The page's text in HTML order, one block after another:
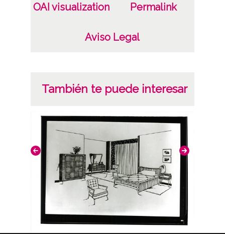
OAI visualization Permalink
Aviso Legal
También te puede interesar